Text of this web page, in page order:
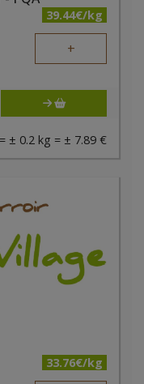
39.44€/kg
+
± 0.2 kg = ± 7.89 €
33.76€/kg